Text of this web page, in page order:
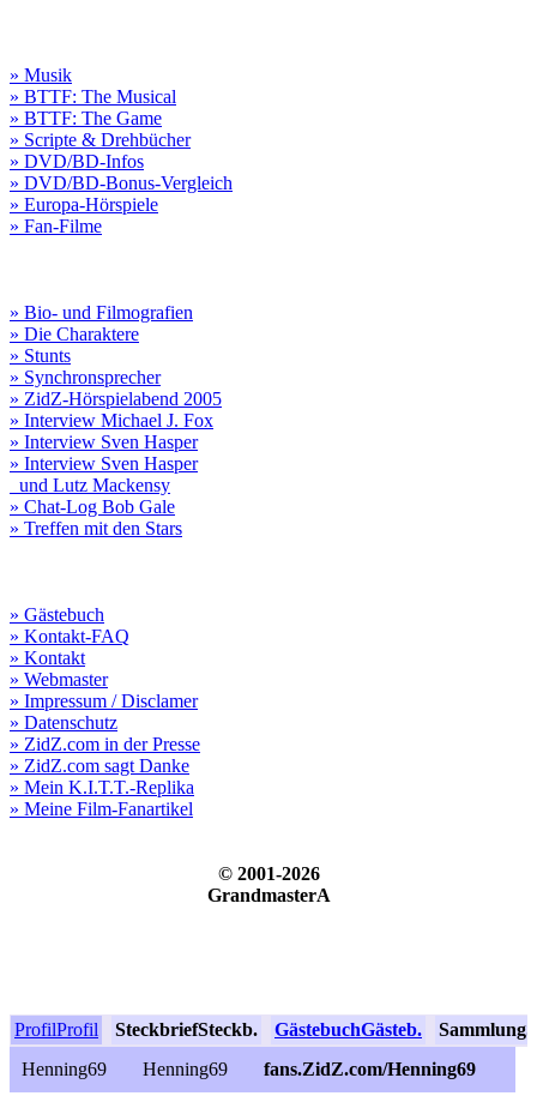
» Musik
» BTTF: The Musical
» BTTF: The Game
» Scripte & Drehbücher
» DVD/BD-Infos
» DVD/BD-Bonus-Vergleich
» Europa-Hörspiele
» Fan-Filme
» Bio- und Filmografien
» Die Charaktere
» Stunts
» Synchronsprecher
» ZidZ-Hörspielabend 2005
» Interview Michael J. Fox
» Interview Sven Hasper
» Interview Sven Hasper
und Lutz Mackensy
» Chat-Log Bob Gale
» Treffen mit den Stars
» Gästebuch
» Kontakt-FAQ
» Kontakt
» Webmaster
» Impressum / Disclamer
» Datenschutz
» ZidZ.com in der Presse
» ZidZ.com sagt Danke
» Mein K.I.T.T.-Replika
» Meine Film-Fanartikel
© 2001-2026
GrandmasterA
ProfilProfil SteckbriefSteckb. GästebuchGästeb. Sammlung
Henning69
Henning69 fans.ZidZ.com/Henning69